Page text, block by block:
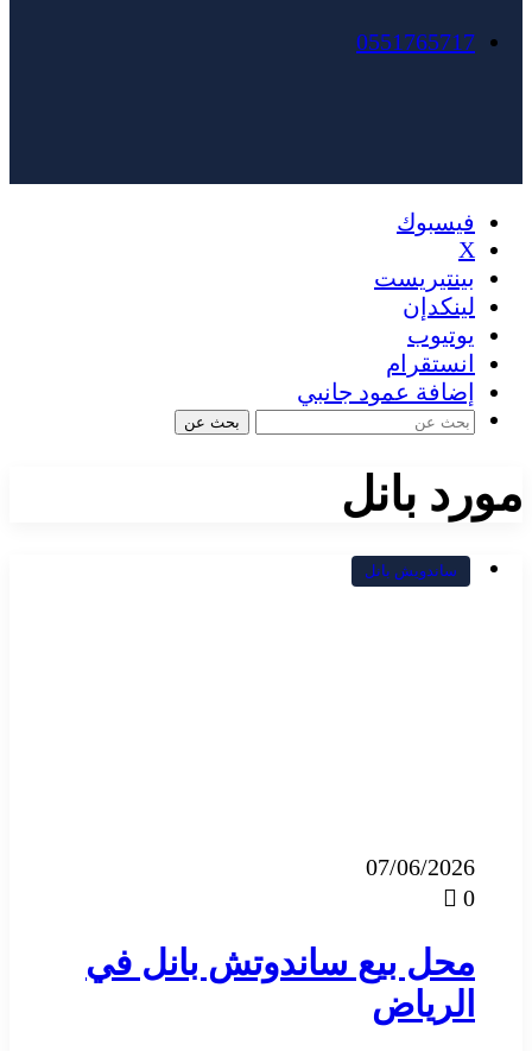
0551765717
فيسبوك
X
بينتيريست
لينكدإن
يوتيوب
انستقرام
إضافة عمود جانبي
بحث عن
مورد بانل
ساندويش بانل
07/06/2026
0
محل بيع ساندوتش بانل في
الرياض